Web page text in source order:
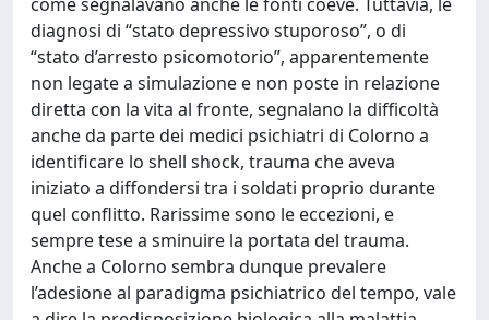
diagnosi di “stato depressivo stuporoso”, o di
“stato d’arresto psicomotorio”, apparentemente
non legate a simulazione e non poste in relazione
diretta con la vita al fronte, segnalano la difficoltà
anche da parte dei medici psichiatri di Colorno a
identificare lo shell shock, trauma che aveva
iniziato a diffondersi tra i soldati proprio durante
quel conflitto. Rarissime sono le eccezioni, e
sempre tese a sminuire la portata del trauma.
Anche a Colorno sembra dunque prevalere
l’adesione al paradigma psichiatrico del tempo, vale